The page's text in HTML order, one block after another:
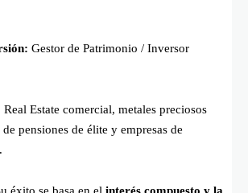
Gestor de Patrimonio / Inversor
Real Estate comercial, metales preciosos
pensiones de élite y empresas de